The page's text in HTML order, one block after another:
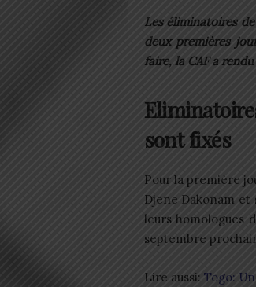
Les éliminatoires
deux premières
faire, la CAF a
sont fixés
Pour la première
Djene Dakonam
leurs homologues
septembre
Lire aussi: Togo: